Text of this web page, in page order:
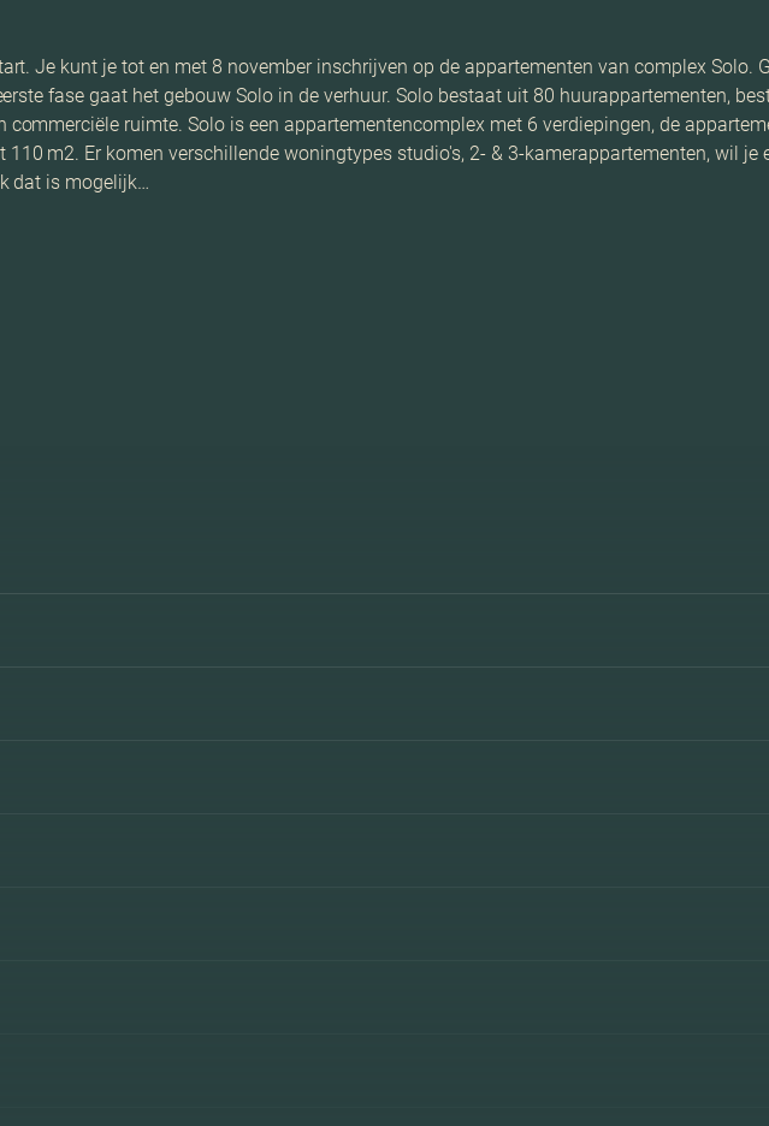
Je kunt je tot en met 8 november inschrijven op de appartementen van complex Solo.
fase gaat het gebouw Solo in de verhuur. Solo bestaat uit 80 huurappartementen,
ruimte. Solo is een appartementencomplex met 6 verdiepingen, de
m2. Er komen verschillende woningtypes studio's, 2- & 3-kamerappartementen, wil je
dat is mogelijk…